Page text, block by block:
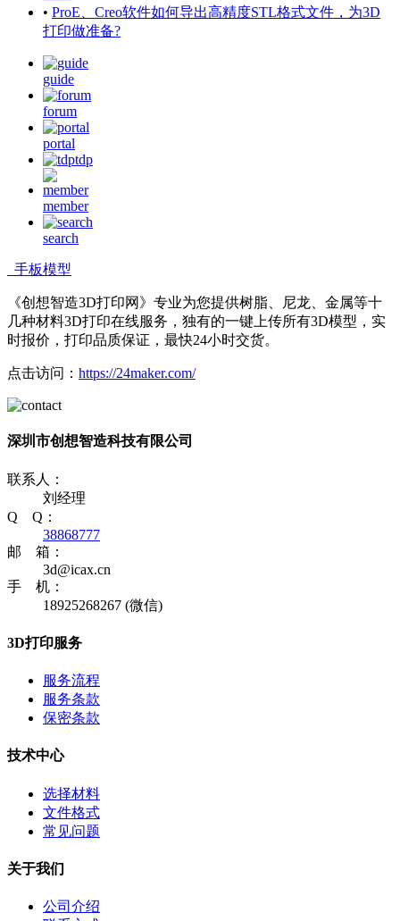
• ProE、Creo软件如何导出高精度STL格式文件，为3D
打印做准备?
guide
forum
portal
tdp
member
search
手板模型
《创想智造3D打印网》专业为您提供树脂、尼龙、金属等十
几种材料3D打印在线服务，独有的一键上传所有3D模型，实
时报价，打印品质保证，最快24小时交货。
点击访问： https://24maker.com/
深圳市创想智造科技有限公司
联系人：
刘经理
Q Q：
38868777
邮 箱：
3d@icax.cn
手 机：
18925268267 (微信)
3D打印服务
服务流程
服务条款
保密条款
技术中心
选择材料
文件格式
常见问题
关于我们
公司介绍